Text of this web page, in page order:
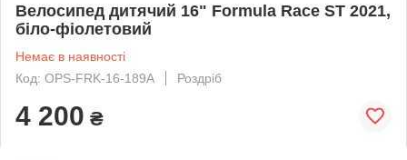
Велосипед дитячий 16" Formula Race ST 2021,
біло-фіолетовий
Немає в наявності
Код: OPS-FRK-16-189A
Роздріб
4 200 ₴